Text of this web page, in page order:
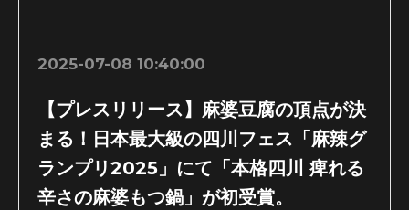
2025-07-08 10:40:00
【プレスリリース】麻婆豆腐の頂点が決
まる！日本最大級の四川フェス「麻辣グ
ランプリ2025」にて「本格四川 痺れる
辛さの麻婆もつ鍋」が初受賞。